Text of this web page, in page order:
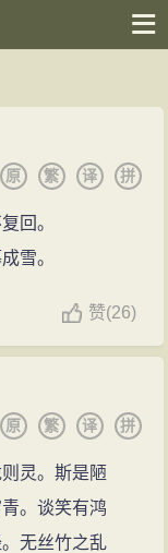
拼
译
繁
原
回。
雪。
赞(26)
拼
译
繁
原
灵。斯是陋
。谈笑有鸿
无丝竹之乱